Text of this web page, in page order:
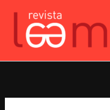
contenido